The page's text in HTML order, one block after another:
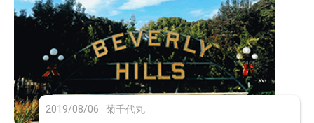
2019/08/06 菊千代丸